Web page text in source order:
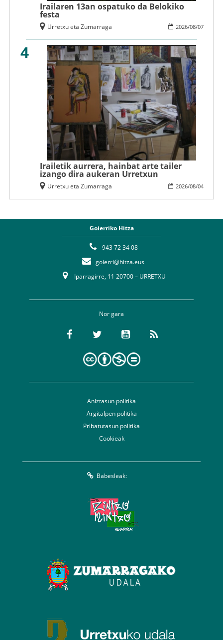
Irailaren 13an ospatuko da Belokiko
festa
2026/08/07
Urretxu eta Zumarraga
4
Irailetik aurrera, hainbat arte tailer
izango dira aukeran Urretxun
2026/08/04
Urretxu eta Zumarraga
Goierriko Hitza
943 72 34 08
goierri@hitza.eus
Iparragirre, 11 20700 – URRETXU
Nor gara
Aniztasun politika
Argitalpen politika
Pribatutasun politika
Cookieak
Babesleak: